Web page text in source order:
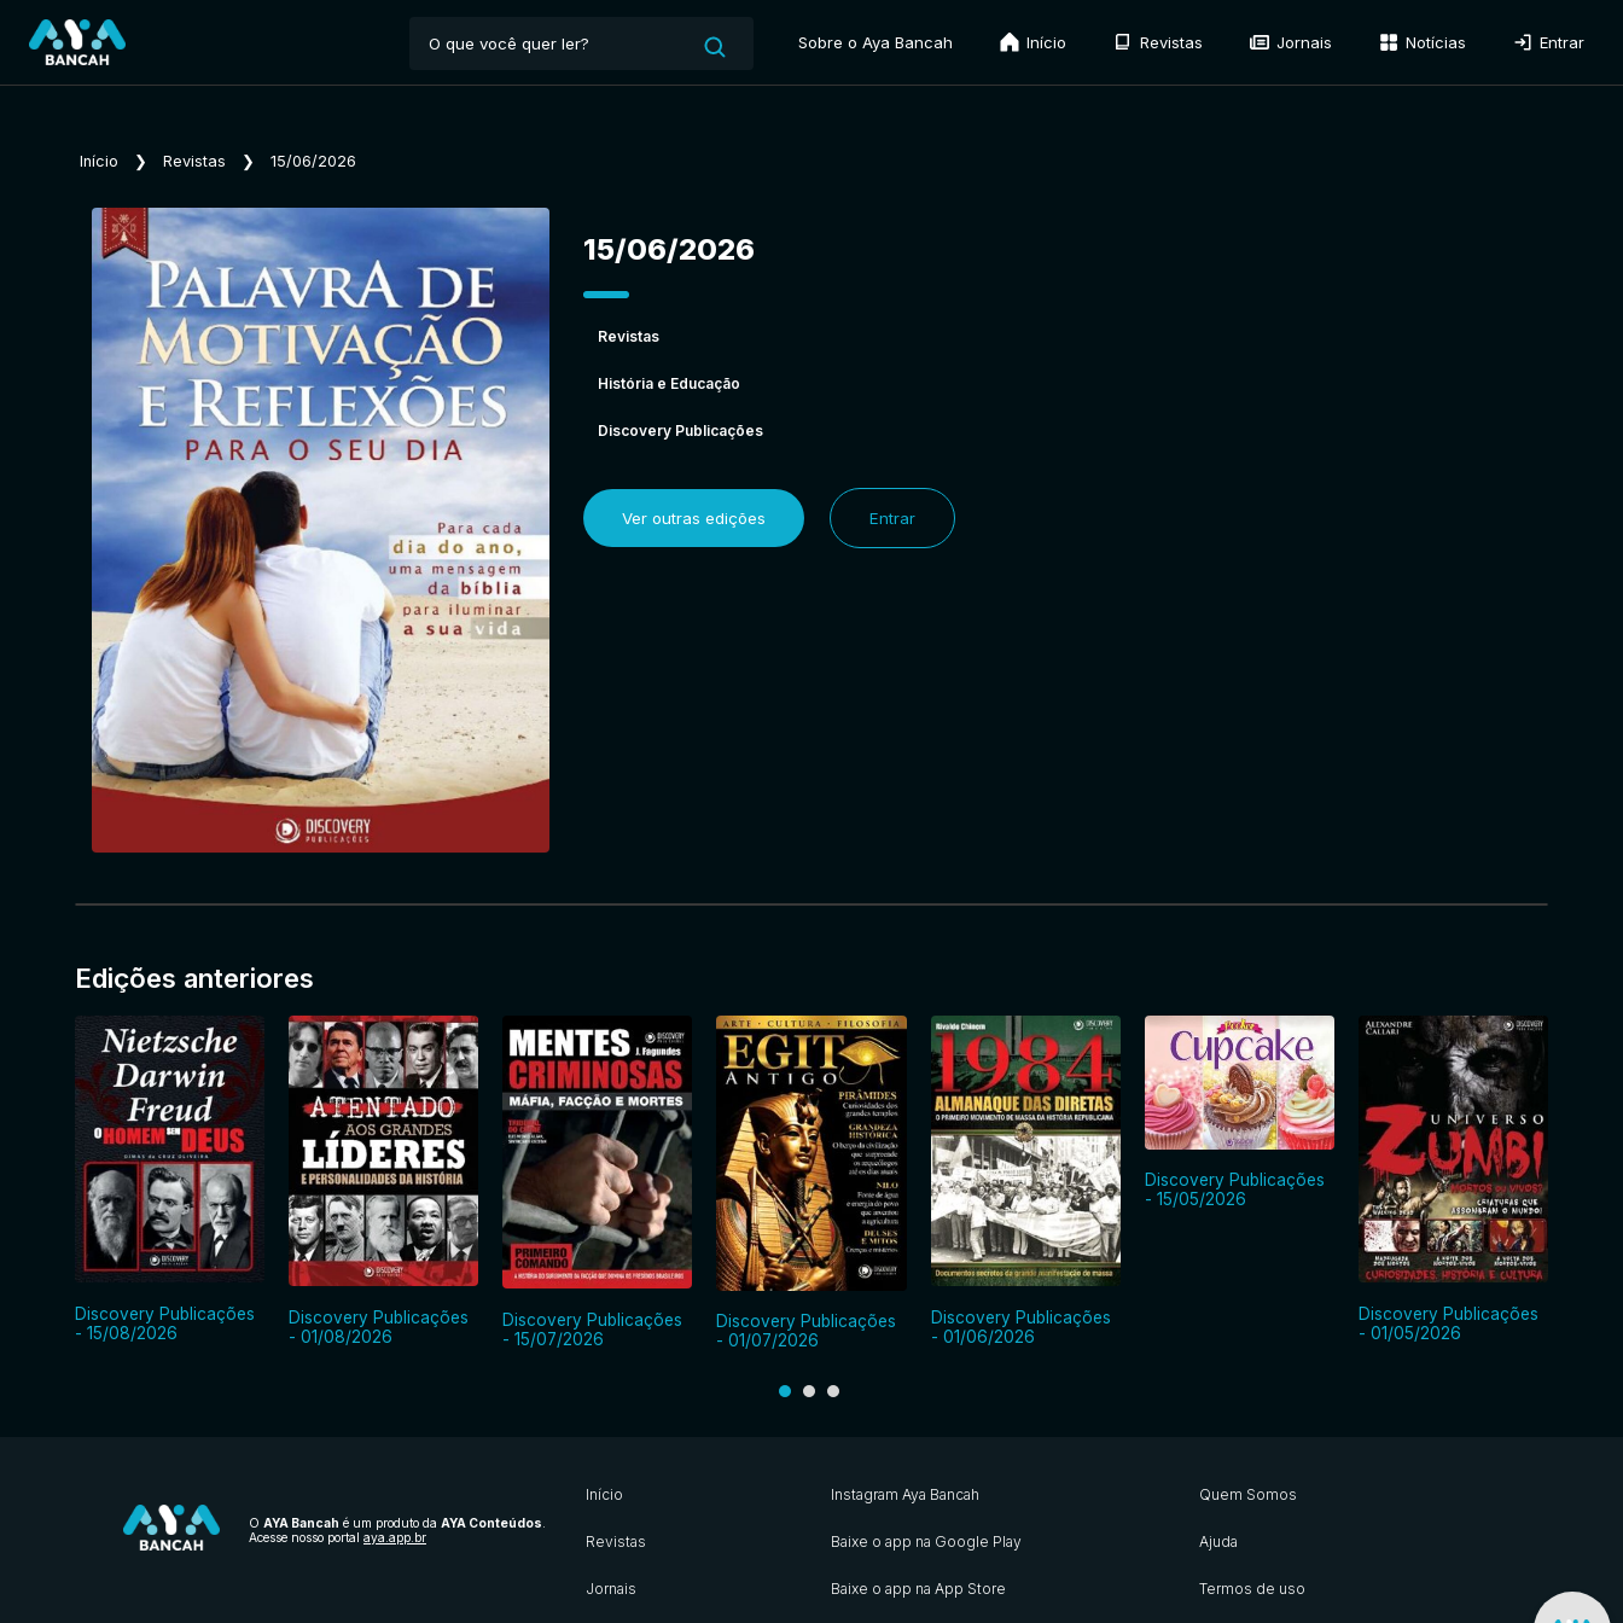
Sobre o Aya Bancah Início Revistas Jornais Notícias Entrar
Início ❯ Revistas ❯ 15/06/2026
15/06/2026
Revistas
História e Educação
Discovery Publicações
Ver outras edições Entrar
Edições anteriores
Discovery Publicações
- 15/08/2026
Discovery Publicações
- 01/08/2026
Discovery Publicações
- 15/07/2026
Discovery Publicações
- 01/07/2026
Discovery Publicações
- 01/06/2026
Discovery Publicações
- 15/05/2026
Discovery Publicações
- 01/05/2026
O AYA Bancah é um produto da AYA Conteúdos
Acesse nosso portal aya.app.br
Início
Revistas
Jornais
Instagram Aya Bancah
Baixe o app na Google Play
Baixe o app na App Store
Quem Somos
Ajuda
Termos de uso